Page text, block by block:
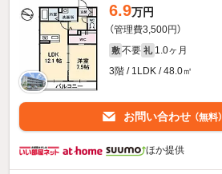
6.9万円
（管理費3,500円）
敷 不要 礼 1.0ヶ月
3階 / 1LDK / 48.0㎡
お問い合わせ （無料）
ほか提供